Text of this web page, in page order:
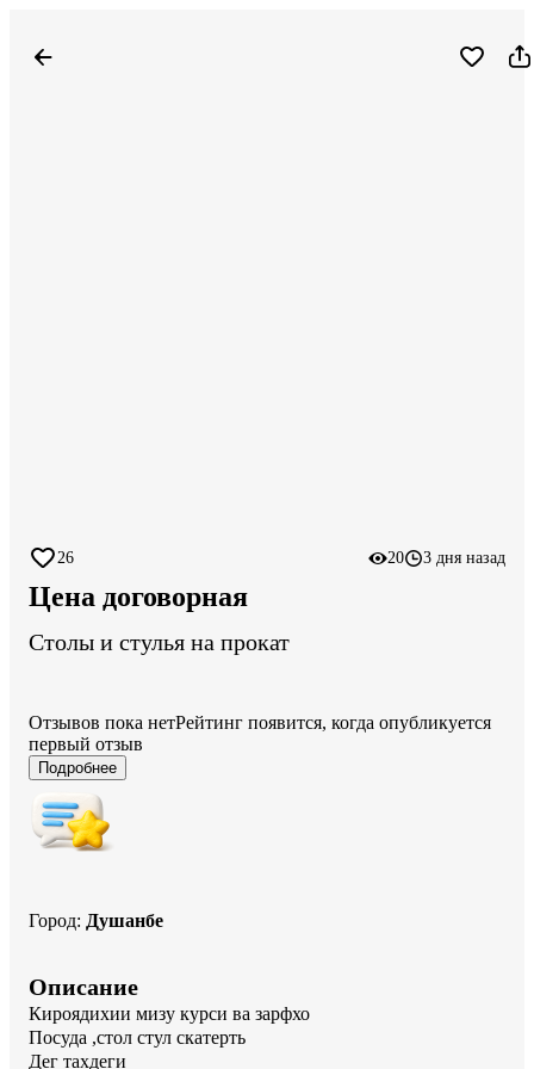
26 20 3 дня назад
Цена договорная
Столы и стулья на прокат
Отзывов пока нетРейтинг появится, когда опубликуется
первый отзыв
Подробнее
Город: Душанбе
Описание
Кироядихии мизу курси ва зарфхо
Посуда ,стол стул скатерть
Дег тахдеги